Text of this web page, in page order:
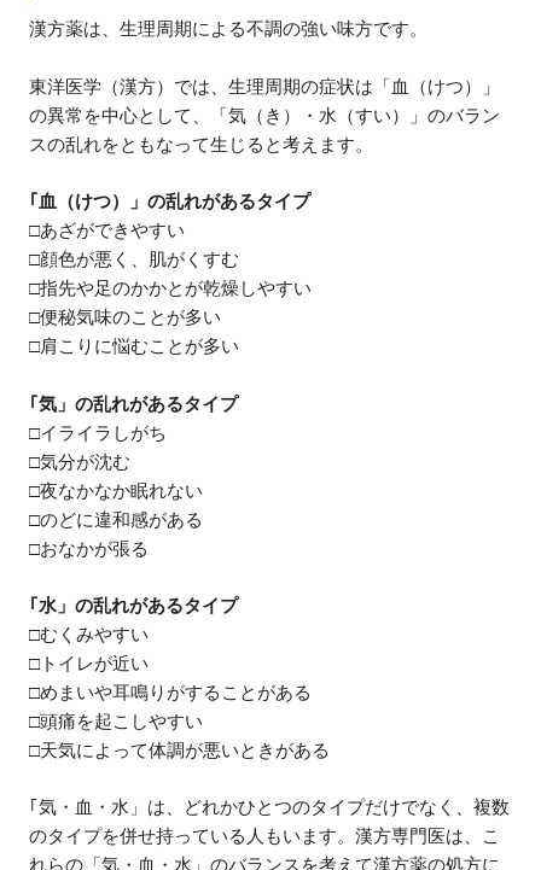
漢方薬は、生理周期による不調の強い味方です。
東洋医学（漢方）では、生理周期の症状は「血（けつ）」
の異常を中心として、「気（き）・水（すい）」のバラン
スの乱れをともなって生じると考えます。
｢血（けつ）」の乱れがあるタイプ
□あざができやすい
□顔色が悪く、肌がくすむ
□指先や足のかかとが乾燥しやすい
□便秘気味のことが多い
□肩こりに悩むことが多い
｢気」の乱れがあるタイプ
□イライラしがち
□気分が沈む
□夜なかなか眠れない
□のどに違和感がある
□おなかが張る
｢水」の乱れがあるタイプ
□むくみやすい
□トイレが近い
□めまいや耳鳴りがすることがある
□頭痛を起こしやすい
□天気によって体調が悪いときがある
｢気・血・水」は、どれかひとつのタイプだけでなく、複数
のタイプを併せ持っている人もいます。漢方専門医は、こ
れらの「気・血・水」のバランスを考えて漢方薬の処方に